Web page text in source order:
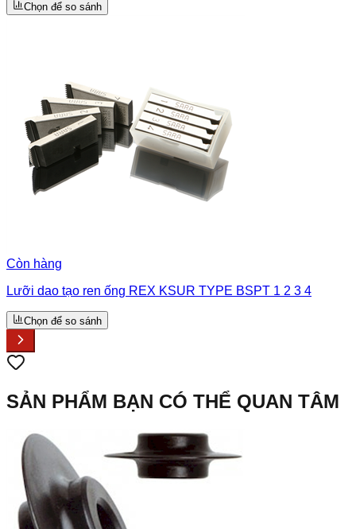
Chọn để so sánh
Còn hàng
Lưỡi dao tạo ren ống REX KSUR TYPE BSPT 1 2 3 4
Chọn để so sánh
SẢN PHẨM BẠN CÓ THỂ QUAN TÂM